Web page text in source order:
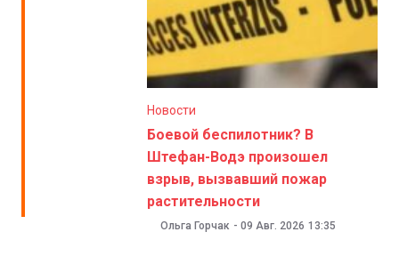
Новости
Боевой беспилотник? В
Штефан-Водэ произошел
взрыв, вызвавший пожар
растительности
Ольга Горчак - 09 Авг. 2026 13:35